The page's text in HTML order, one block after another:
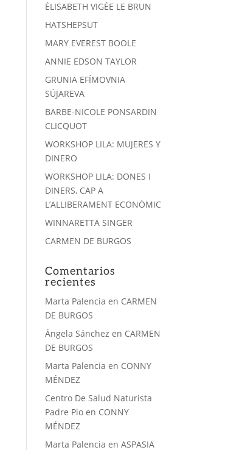
ÉLISABETH VIGÉE LE BRUN
HATSHEPSUT
MARY EVEREST BOOLE
ANNIE EDSON TAYLOR
GRUNIA EFÍMOVNIA
SÚJAREVA
BARBE-NICOLE PONSARDIN
CLICQUOT
WORKSHOP LILA: MUJERES Y
DINERO
WORKSHOP LILA: DONES I
DINERS, CAP A
L’ALLIBERAMENT ECONÒMIC
WINNARETTA SINGER
CARMEN DE BURGOS
Comentarios
recientes
Marta Palencia en CARMEN
DE BURGOS
Ángela Sánchez en CARMEN
DE BURGOS
Marta Palencia en CONNY
MÉNDEZ
Centro De Salud Naturista
Padre Pio en CONNY
MÉNDEZ
Marta Palencia enASPASIA